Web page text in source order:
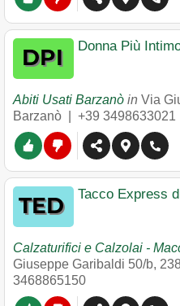
Donna Più
Abiti Usati Barzanò in Via
Barzanò
+39 3498633021
Tacco Express
Calzaturifici e Calzolai -
Giuseppe Garibaldi 50/b,
3468865150